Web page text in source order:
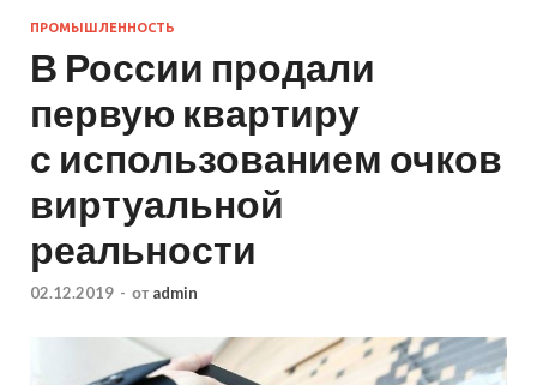
ПРОМЫШЛЕННОСТЬ
В России продали
первую квартиру
с использованием очков
виртуальной
реальности
02.12.2019 - от admin